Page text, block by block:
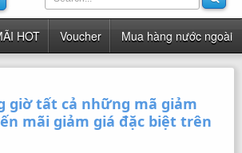
HOT Voucher Mua hàng nước ngoài
giờ tất cả những mã giảm
mãi giảm giá đặc biệt trên